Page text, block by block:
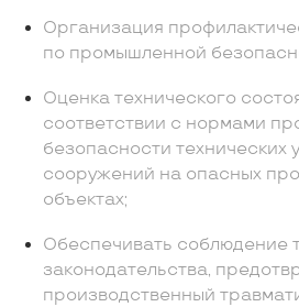
Организация
по промышленной
Оценка технического
соответствии с нормами
безопасности технических
сооружений на опасных
объектах;
Обеспечивать соблюдение
законодательства,
производственный